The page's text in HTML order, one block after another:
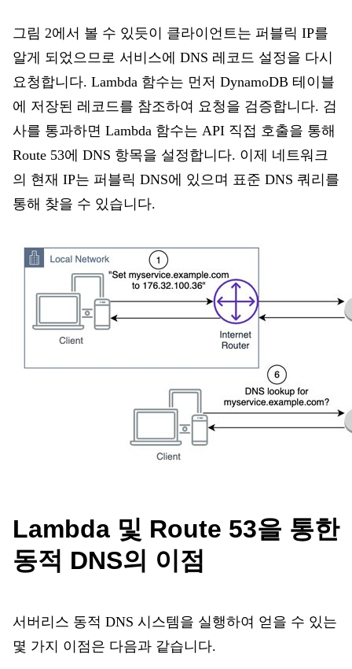
그림 2에서 볼 수 있듯이 클라이언트는 퍼블릭 IP를
알게 되었으므로 서비스에 DNS 레코드 설정을 다시
요청합니다. Lambda 함수는 먼저 DynamoDB 테이블
에 저장된 레코드를 참조하여 요청을 검증합니다. 검
사를 통과하면 Lambda 함수는 API 직접 호출을 통해
Route 53에 DNS 항목을 설정합니다. 이제 네트워크
의 현재 IP는 퍼블릭 DNS에 있으며 표준 DNS 쿼리를
통해 찾을 수 있습니다.
Lambda 및 Route 53을 통한
동적 DNS의 이점
서버리스 동적 DNS 시스템을 실행하여 얻을 수 있는
몇 가지 이점은 다음과 같습니다.